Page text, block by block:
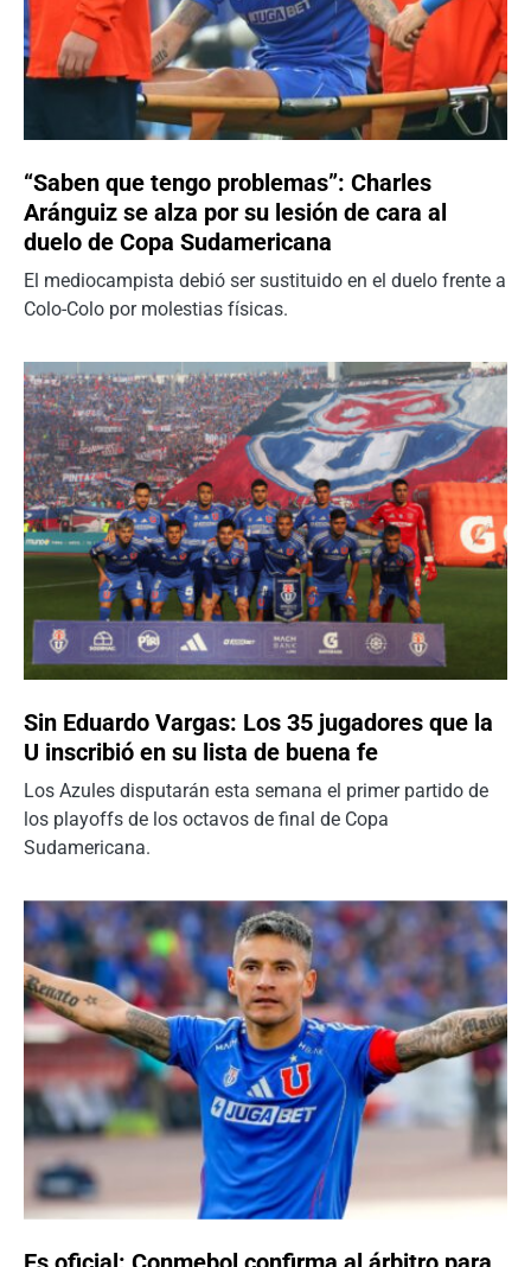
“Saben que tengo problemas”: Charles
Aránguiz se alza por su lesión de cara al
duelo de Copa Sudamericana
El mediocampista debió ser sustituido en el duelo frente a
Colo-Colo por molestias físicas.
Sin Eduardo Vargas: Los 35 jugadores que la
U inscribió en su lista de buena fe
Los Azules disputarán esta semana el primer partido de
los playoffs de los octavos de final de Copa
Sudamericana.